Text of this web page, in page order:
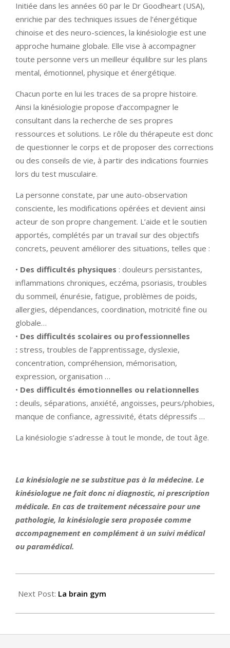
Initiée dans les années 60 par le Dr Goodheart (USA),
enrichie par des techniques issues de l’énergétique
chinoise et des neuro-sciences, la kinésiologie est une
approche humaine globale. Elle vise à accompagner
toute personne vers un meilleur équilibre sur les plans
mental, émotionnel, physique et énergétique.
Chacun porte en lui les traces de sa propre histoire.
Ainsi la kinésiologie propose d’accompagner le
consultant dans la recherche de ses propres
ressources et solutions. Le rôle du thérapeute est donc
de questionner le corps et de proposer des corrections
ou des conseils de vie, à partir des indications fournies
lors du test musculaire.
La personne constate, par une auto-observation
consciente, les modifications opérées et devient ainsi
acteur de son propre changement. L’aide et le soutien
apportés, complétés par un travail sur des objectifs
concrets, peuvent améliorer des situations, telles que :
• Des difficultés physiques : douleurs persistantes,
inflammations chroniques, eczéma, psoriasis, troubles
du sommeil, énurésie, fatigue, problèmes de poids,
allergies, dépendances, coordination, motricité fine ou
globale…
• Des difficultés scolaires ou professionnelles
: stress, troubles de l’apprentissage, dyslexie,
concentration, compréhension, mémorisation,
expression, organisation …
• Des difficultés émotionnelles ou relationnelles
: deuils, séparations, anxiété, angoisses, peurs/phobies,
manque de confiance, agressivité, états dépressifs …
La kinésiologie s’adresse à tout le monde, de tout âge.
La kinésiologie ne se substitue pas à la médecine. Le
kinésiologue ne fait donc ni diagnostic, ni prescription
médicale. En cas de traitement nécessaire pour une
pathologie, la kinésiologie sera proposée comme
accompagnement en complément à un suivi médical
ou paramédical.
11-
Next Post: La brain gym